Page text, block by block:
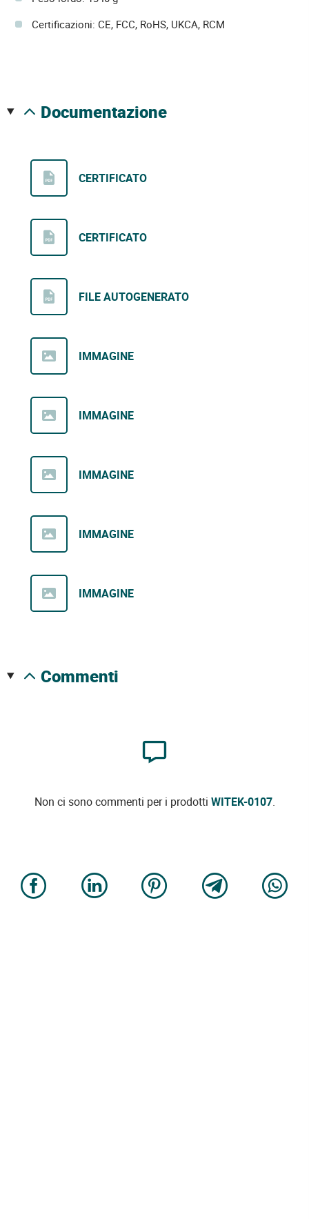
Certificazioni: CE, FCC, RoHS, UKCA, RCM
documentazione
CERTIFICATO
CERTIFICATO
FILE AUTOGENERATO
IMMAGINE
IMMAGINE
IMMAGINE
IMMAGINE
IMMAGINE
commenti
Non ci sono commenti per i prodotti WITEK-0107.